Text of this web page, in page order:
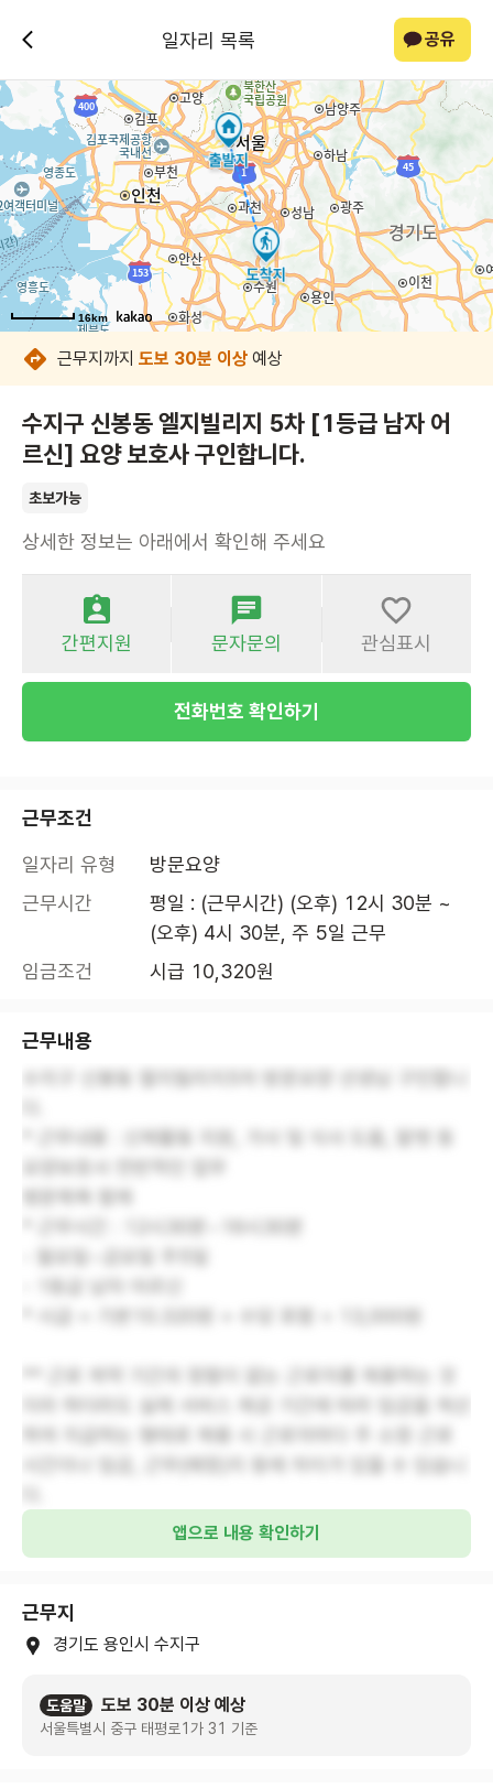
일자리 목록 공유
16km
16km
16km
16km
16km
16km
16km
16km
근무지까지 도보 30분 이상 예상
수지구 신봉동 엘지빌리지 5차 [1등급 남자 어
르신] 요양 보호사 구인합니다.
초보가능
상세한 정보는 아래에서 확인해 주세요
간편지원 문자문의 관심표시
전화번호 확인하기
근무조건
일자리 유형
방문요양
근무시간
평일 : (근무시간) (오후) 12시 30분 ~
(오후) 4시 30분, 주 5일 근무
임금조건
시급 10,320원
근무내용
이라 하더라도 실제 서비스 제공 기간에 따라 임금을 계산
앱으로 내용 확인하기
근무지
경기도 용인시 수지구
도움말 도보 30분 이상 예상
서울특별시 중구 태평로1가 31 기준